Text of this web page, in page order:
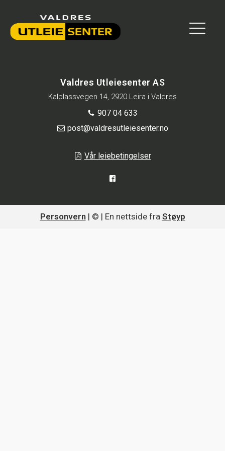
Valdres Utleiesenter AS
Kalplassvegen 14, 2920 Leira i Valdres
907 04 633
post@valdresutleiesenter.no
Vår leiebetingelser
Personvern| © | En nettside fra Støyp